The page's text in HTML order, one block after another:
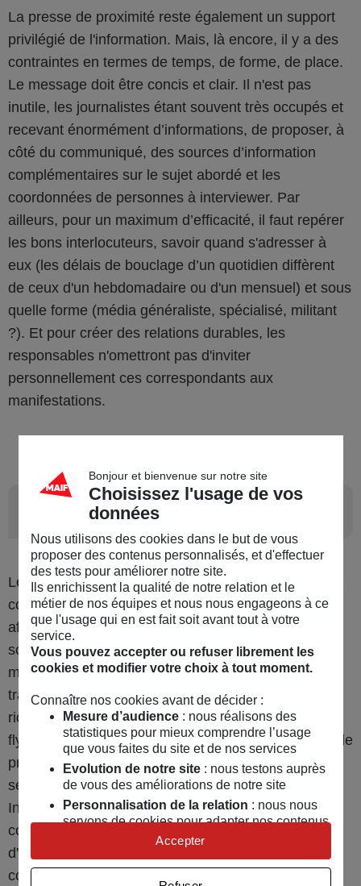
La presse de proximité reste également un support
privilégié de l'information. Mais, là encore, il y a des
contraintes en termes de temps, de forme, de place.
Le message doit être concis et clair. Il n'est pas
inutile, les journalistes étant souvent très occupés et
recevant énormément d’informations, de proposer, à
côté du communiqué, des sources d’information
complémentaires sur le sujet abordé et les
coordonnées de personnes à interviewer. Par
ailleurs, pour un maximum d’efficacité, il faut repérer
les bons interlocuteurs, savoir quand s'adresser à
eux (les délais de bouclage d’un quotidien diffèrent
de ceux d'un hebdomadaire ou d'un mensuel) et sous
quelle forme (média généraliste, spécialisé, militant
?). Et pour créer des relations durables, les
responsables n'omettront pas d'inviter
personnellement ces correspondants aux
manifestations.
Quel support ?
Les supports pourront varier selon les objectifs de la
communication. Pour le projet, les plaquettes,
affiches, site Internet ou blog, newsletter et journal
sont sans doute le plus indiqué. Pour les
manifestations, les communiqués, le bon vieux
tractage bien ciblé et les affiches n'ont pas pris une
ride et restent d'excellents supports tout comme le
flyer ou l’affichette déposée chez les commerçants de
proximité. Un numéro exceptionnel de la newsletter
sera un plus, de même que les divers outils qu'offre
Internet (Twitter, Facebook, diffusion large de
communiqués). Et pour les partenaires, un bilan
d'activité avec une mise en page attractive inspirera
confiance et sera un gage de sérieux.
Bonjour et bienvenue sur notre site
Choisissez l'usage de vos
données
Nous utilisons des cookies dans le but de vous
proposer des contenus personnalisés, et d'effectuer
des tests pour améliorer notre site.
Ils enrichissent la qualité de notre relation et le
métier de nos équipes et nous nous engageons à ce
que l'usage qui en est fait soit avant tout à votre
service.
Vous pouvez accepter ou refuser librement les
cookies et modifier votre choix à tout moment.
Connaître nos cookies avant de décider :
Mesure d’audience: nous réalisons des
statistiques pour mieux comprendre l’usage
que vous faites du site et de nos services
Evolution de notre site: nous testons auprès
de vous des améliorations de notre site
Personnalisation de la relation : nous nous
servons de cookies pour adapter nos contenus
et personnaliser nos offres
Univers publicitaire: nous utilisons avec nos
Accepter